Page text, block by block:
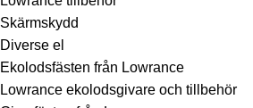
Skärmskydd
Diverse el
Ekolodsfästen från Lowrance
Lowrance ekolodsgivare och tillbehör